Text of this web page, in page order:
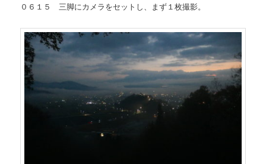
０６１５ 三脚にカメラをセットし、まず１枚撮影。